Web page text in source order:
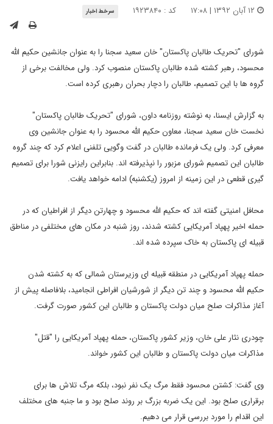
کد : ۱۹۲۳۸۴۰ سرخط اخبار
شورای "تحریک طالبان پاکستان" خان سعید سجنا را به عنوان جانشین حکیم الله
محسود، رهبر کشته شده طالبان پاکستان منصوب کرد. ولی مخالفت برخی از
گروه ها با این تصمیم، طالبان را دچار بحران رهبری کرده است.
به گزارش ایسنا، به نوشته روزنامه داون، شورای "تحریک طالبان پاکستان"
نخست خان سعید سجنا، معاون حکیم الله محسود را به عنوان جانشین وی
معرفی کرد. ولی یک فرمانده طالبان در گفت وگویی تلفنی اعلام کرد که چند گروه
طالبان این تصمیم شورای مزبور را نپذیرفته اند. بنابراین رایزنی شورا برای تصمیم
گیری قطعی در این زمینه از امروز (یکشنبه) ادامه خواهد یافت.
محافل امنیتی گفته اند که حکیم الله محسود و چهارتن دیگر از افراطیان که در
حمله اخیر پهپاد آمریکایی کشته شدند، روز شنبه در مکان های مختلفی در مناطق
قبیله ای پاکستان به خاک سپرده شده اند.
حمله پهپاد آمریکایی در منطقه قبیله ای وزیرستان شمالی که به کشته شدن
حکیم الله محسود و چند تن دیگر از شورشیان افراطی انجامید، بلافاصله پیش از
آغاز مذاکرات صلح میان دولت پاکستان و طالبان این کشور صورت گرفت.
چودری نثار علی خان، وزیر کشور پاکستان، حمله پهپاد آمریکایی را "قتل"
مذاکرات میان دولت پاکستان و طالبان این کشور خواند.
وی گفت: کشتن محسود فقط مرگ یک نفر نبود، بلکه مرگ تلاش ها برای
برقراری صلح بود. این یک ضربه بزرگ بر روند صلح بود و ما جنبه های مختلف
این اقدام را مورد بررسی قرار می دهیم.